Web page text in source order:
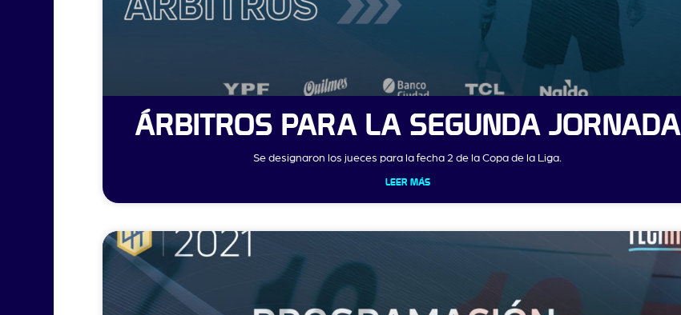
ÁRBITROS PARA LA SEGUNDA JORNADA
Se designaron los jueces para la fecha 2 de la Copa de la Liga.
LEER MÁS